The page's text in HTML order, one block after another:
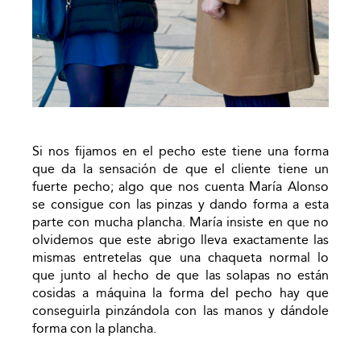
Si nos fijamos en el pecho este tiene una forma
que da la sensación de que el cliente tiene un
fuerte pecho; algo que nos cuenta María Alonso
se consigue con las pinzas y dando forma a esta
parte con mucha plancha. María insiste en que no
olvidemos que este abrigo lleva exactamente las
mismas entretelas que una chaqueta normal lo
que junto al hecho de que las solapas no están
cosidas a máquina la forma del pecho hay que
conseguirla pinzándola con las manos y dándole
forma con la plancha.